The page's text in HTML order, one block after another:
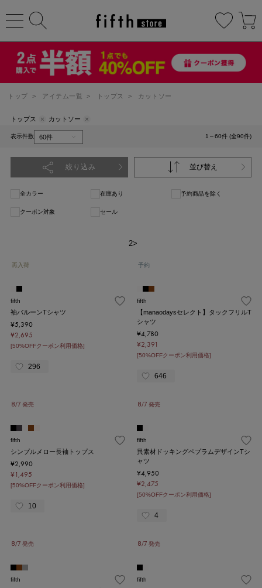
トップ > アイテム一覧 > トップス > カットソー
トップス カットソー
表示件数 1～60件 (全90件)
絞り込み 並び替え
全カラー 在庫あり 予約商品を除く
クーポン対象 セール
2>
再入荷
fifth
袖バルーンTシャツ
¥5,390
¥2,695
[50%OFFクーポン利用価格]
296
予約
fifth
【manaodaysセレクト】タックフリルT
シャツ
¥4,780
¥2,391
[50%OFFクーポン利用価格]
646
8/7 発売
fifth
シンプルメロー長袖トップス
¥2,990
¥1,495
[50%OFFクーポン利用価格]
10
8/7 発売
fifth
異素材ドッキングペプラムデザインTシ
ャツ
¥4,950
¥2,475
[50%OFFクーポン利用価格]
4
8/7 発売
fifth
8/7 発売
fifth